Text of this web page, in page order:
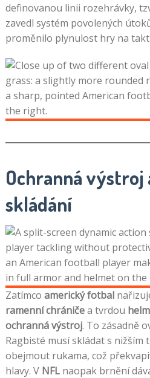
definovanou linii rozehrávky,
zavedl systém povolených
proměnilo plynulost hry na
Ochranná výstroj
skládání
Zatímco americký fotbal
ramenní chráničea tvrdou
ochranná výstroj. To zásadně
Ragbisté musí skládat s nižším
obejmout rukama, což
hlavy. V NFLnaopak brnění